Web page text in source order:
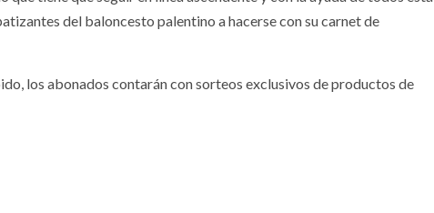
del baloncesto palentino a hacerse con su carnet de
los abonados contarán con sorteos exclusivos de productos de